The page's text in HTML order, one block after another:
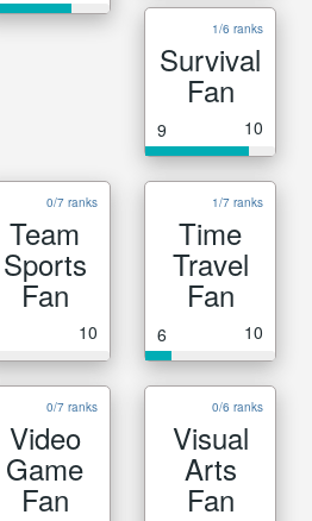
1/6 ranks
Survival
Fan
9 10
0/7 ranks
Team
Sports
Fan
10
1/7 ranks
Time
Travel
Fan
6 10
0/7 ranks
Video
Game
Fan
0/6 ranks
Visual
Arts
Fan